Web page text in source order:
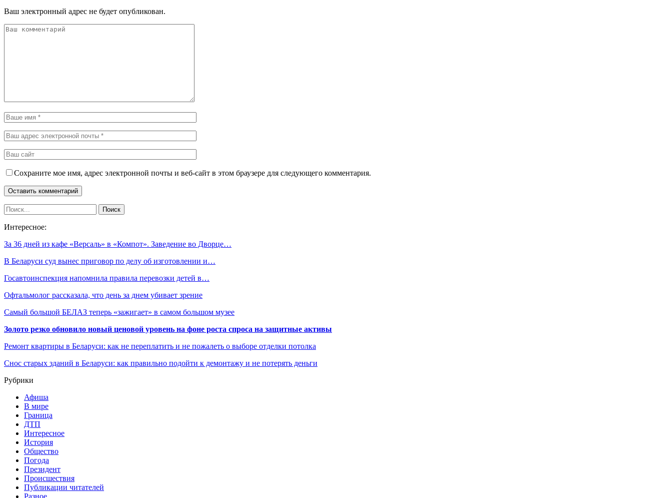
Ваш электронный адрес не будет опубликован.
Сохраните мое имя, адрес электронной почты и веб-сайт в этом браузере для следующего комментария.
Интересное:
За 36 дней из кафе «Версаль» в «Компот». Заведение во Дворце…
В Беларуси суд вынес приговор по делу об изготовлении и…
Госавтоинспекция напомнила правила перевозки детей в…
Офтальмолог рассказала, что день за днем убивает зрение
Самый большой БЕЛАЗ теперь «зажигает» в самом большом музее
Золото резко обновило новый ценовой уровень на фоне роста спроса на защитные активы
Ремонт квартиры в Беларуси: как не переплатить и не пожалеть о выборе отделки потолка
Снос старых зданий в Беларуси: как правильно подойти к демонтажу и не потерять деньги
Рубрики
Афиша
В мире
Граница
ДТП
Интересное
История
Общество
Погода
Президент
Происшествия
Публикации читателей
Разное